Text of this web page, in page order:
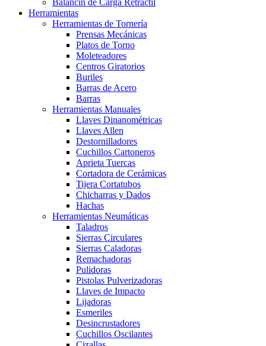
Balancin de Carga Retráctil
Herramientas
Herramientas de Tornería
Prensas Mecánicas
Platos de Torno
Moleteadores
Centros Giratorios
Buriles
Barras de Acero
Barras
Herramientas Manuales
Llaves Dinanométricas
Llaves Allen
Destornilladores
Cuchillos Cartoneros
Aprieta Tuercas
Cortadora de Cerámicas
Tijera Cortatubos
Chicharras y Dados
Hachas
Herramientas Neumáticas
Taladros
Sierras Circulares
Sierras Caladoras
Remachadoras
Pulidoras
Pistolas Pulverizadoras
Llaves de Impacto
Lijadoras
Esmeriles
Desincrustadores
Cuchillos Oscilantes